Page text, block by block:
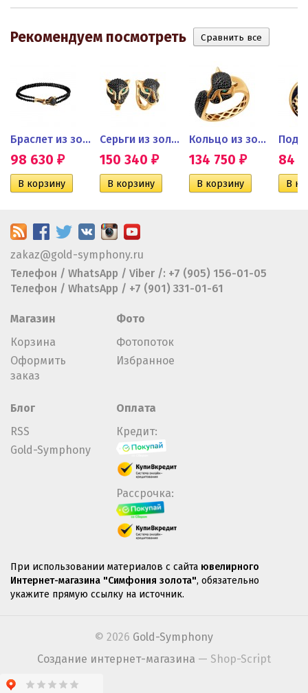
Рекомендуем посмотреть
Браслет из золота с черными...
98 630 ₽
Серьги из золота с черными...
150 340 ₽
Кольцо из золота с...
134 750 ₽ 84
zakaz@gold-symphony.ru
Телефон / WhatsApp / Viber /: +7 (905) 156-01-05
Телефон / WhatsApp / +7 (901) 331-01-61
Магазин
Корзина
Оформить
заказ
Фото
Фотопоток
Избранное
Блог
RSS
Gold-Symphony
Оплата
Кредит:
Рассрочка:
При использовании материалов с сайта ювелирного
Интернет-магазина "Симфония золота", обязательно
укажите прямую ссылку на источник.
© 2026 Gold-Symphony
Создание интернет-магазина — Shop-Script